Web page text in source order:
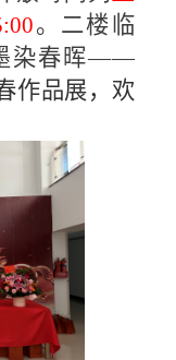
。二楼临
染春晖——
作品展，欢